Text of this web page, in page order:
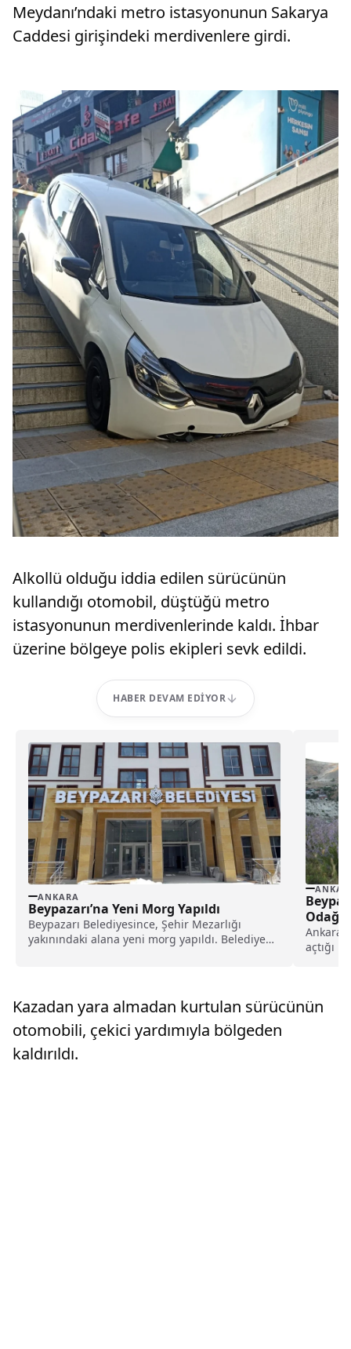
Meydanı’ndaki metro istasyonunun Sakarya
Caddesi girişindeki merdivenlere girdi.
Alkollü olduğu iddia edilen sürücünün
kullandığı otomobil, düştüğü metro
istasyonunun merdivenlerinde kaldı. İhbar
üzerine bölgeye polis ekipleri sevk edildi.
HABER DEVAM EDIYOR
ANKARA
Beypazarı’na Yeni Morg Yapıldı
Beypazarı Belediyesince, Şehir Mezarlığı
yakınındaki alana yeni morg yapıldı. Belediye
Odağı
açtığı
Kazadan yara almadan kurtulan sürücünün
otomobili, çekici yardımıyla bölgeden
kaldırıldı.